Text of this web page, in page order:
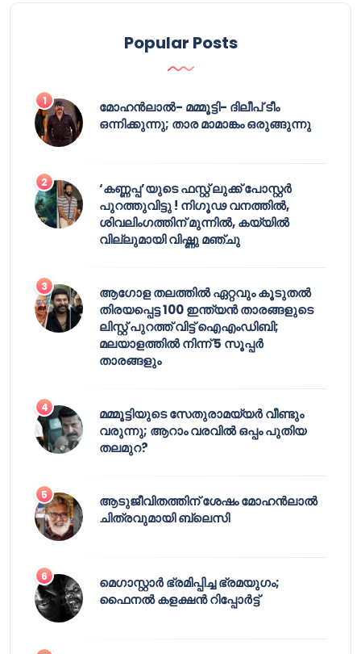
Popular Posts
മോഹൻലാൽ- മമ്മൂട്ടി- ദിലീപ് ടീം
ഒന്നിക്കുന്നു; താര മാമാങ്കം ഒരുങ്ങുന്നു
‘കണ്ണപ്പ’യുടെ ഫസ്റ്റ് ലുക്ക് പോസ്റ്റർ
പുറത്തുവിട്ടു ! നിഗൂഢ വനത്തിൽ,
ശിവലിംഗത്തിന് മുന്നിൽ, കയ്യിൽ
വില്ലുമായി വിഷ്ണു മഞ്ചു
ആഗോള തലത്തിൽ ഏറ്റവും കൂടുതൽ
തിരയപ്പെട്ട 100 ഇന്ത്യൻ താരങ്ങളുടെ
ലിസ്റ്റ് പുറത്ത് വിട്ട് ഐഎംഡിബി;
മലയാളത്തിൽ നിന്ന് 5 സൂപ്പർ
താരങ്ങളും
മമ്മൂട്ടിയുടെ സേതുരാമയ്യർ വീണ്ടും
വരുന്നു; ആറാം വരവിൽ ഒപ്പം പുതിയ
തലമുറ?
ആടുജീവിതത്തിന് ശേഷം മോഹൻലാൽ
ചിത്രവുമായി ബ്ലെസി
മെഗാസ്റ്റാർ ഭ്രമിപ്പിച്ച ഭ്രമയുഗം;
ഫൈനൽ കളക്ഷൻ റിപ്പോർട്ട്